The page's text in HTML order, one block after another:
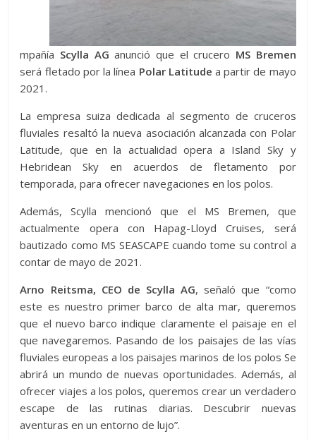
mpañía Scylla AG anunció que el crucero MS Bremen
será fletado por la línea Polar Latitude a partir de mayo
2021.
La empresa suiza dedicada al segmento de cruceros
fluviales resaltó la nueva asociación alcanzada con Polar
Latitude, que en la actualidad opera a Island Sky y
Hebridean Sky en acuerdos de fletamento por
temporada, para ofrecer navegaciones en los polos.
Además, Scylla mencionó que el MS Bremen, que
actualmente opera con Hapag-Lloyd Cruises, será
bautizado como MS SEASCAPE cuando tome su control a
contar de mayo de 2021.
Arno Reitsma, CEO de Scylla AG, señaló que “como
este es nuestro primer barco de alta mar, queremos
que el nuevo barco indique claramente el paisaje en el
que navegaremos. Pasando de los paisajes de las vías
fluviales europeas a los paisajes marinos de los polos Se
abrirá un mundo de nuevas oportunidades. Además, al
ofrecer viajes a los polos, queremos crear un verdadero
escape de las rutinas diarias. Descubrir nuevas
aventuras en un entorno de lujo”.